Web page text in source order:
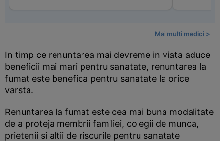
Mai multi medici >
In timp ce renuntarea mai devreme in viata aduce
beneficii mai mari pentru sanatate, renuntarea la
fumat este benefica pentru sanatate la orice
varsta.
Renuntarea la fumat este cea mai buna modalitate
de a proteja membrii familiei, colegii de munca,
prietenii si altii de riscurile pentru sanatate